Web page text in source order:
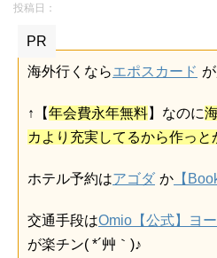
投稿日：
PR
海外行くならエポスカード
↑【年会費永年無料】なのに
カより充実してるから作っと
ホテル予約はアゴダ か 【
交通手段はOmio【公式】ヨ
が楽チン( *´艸｀)♪